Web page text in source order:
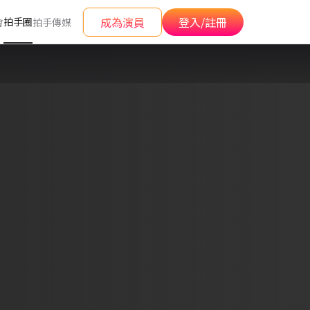
拍手圈拍手傳媒 成為演員 登入/註冊